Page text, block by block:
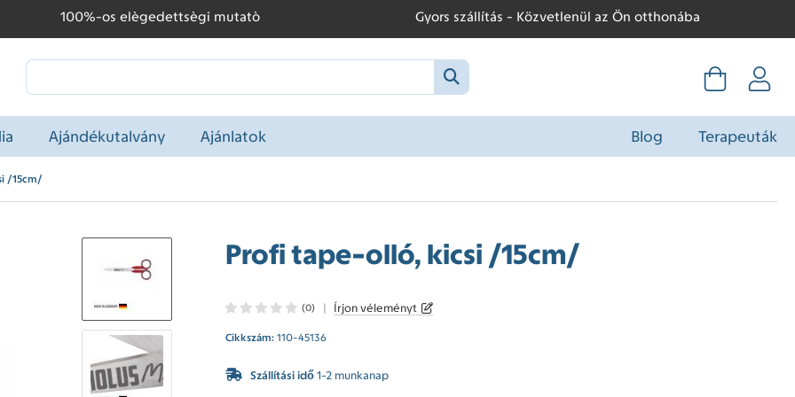
100%-os elègedettsègi mutatò Gyors szállítás - Közvetlenül az Ön otthonába
Ajándékutalvány Blog Terapeuták
Ajánlatok
/15cm/
Profi tape-olló, kicsi /15cm/
(0) | Írjon véleményt
Cikkszám: 110-45136
Szállítási idő 1-2 munkanap